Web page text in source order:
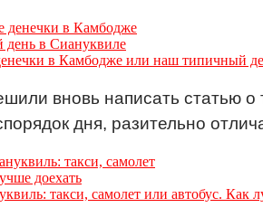
в Камбодже или наш типичный
вновь написать статью
дня, разительно
такси, самолет или автобус. Как